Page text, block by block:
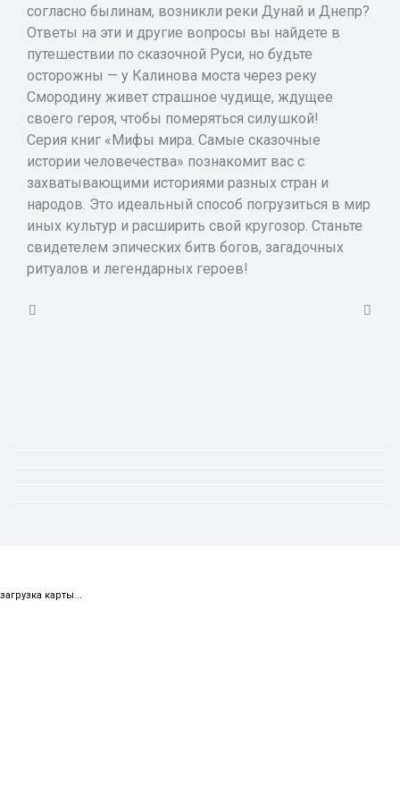
согласно былинам, возникли реки Дунай и Днепр?
Ответы на эти и другие вопросы вы найдете в
путешествии по сказочной Руси, но будьте
осторожны — у Калинова моста через реку
Смородину живет страшное чудище, ждущее
своего героя, чтобы померяться силушкой!
Серия книг «Мифы мира. Самые сказочные
истории человечества» познакомит вас с
захватывающими историями разных стран и
народов. Это идеальный способ погрузиться в мир
иных культур и расширить свой кругозор. Станьте
свидетелем эпических битв богов, загадочных
ритуалов и легендарных героев!
загрузка карты...